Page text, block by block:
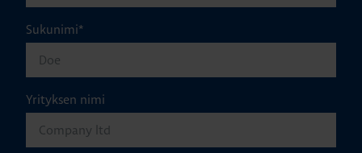
Sukunimi*
Yrityksen nimi